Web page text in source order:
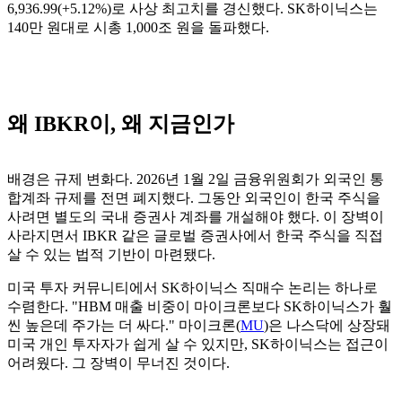
6,936.99(+5.12%)로 사상 최고치를 경신했다. SK하이닉스는
140만 원대로 시총 1,000조 원을 돌파했다.
왜 IBKR이, 왜 지금인가
배경은 규제 변화다. 2026년 1월 2일 금융위원회가 외국인 통
합계좌 규제를 전면 폐지했다. 그동안 외국인이 한국 주식을
사려면 별도의 국내 증권사 계좌를 개설해야 했다. 이 장벽이
사라지면서 IBKR 같은 글로벌 증권사에서 한국 주식을 직접
살 수 있는 법적 기반이 마련됐다.
미국 투자 커뮤니티에서 SK하이닉스 직매수 논리는 하나로
수렴한다. "HBM 매출 비중이 마이크론보다 SK하이닉스가 훨
씬 높은데 주가는 더 싸다." 마이크론(MU)은 나스닥에 상장돼
미국 개인 투자자가 쉽게 살 수 있지만, SK하이닉스는 접근이
어려웠다. 그 장벽이 무너진 것이다.